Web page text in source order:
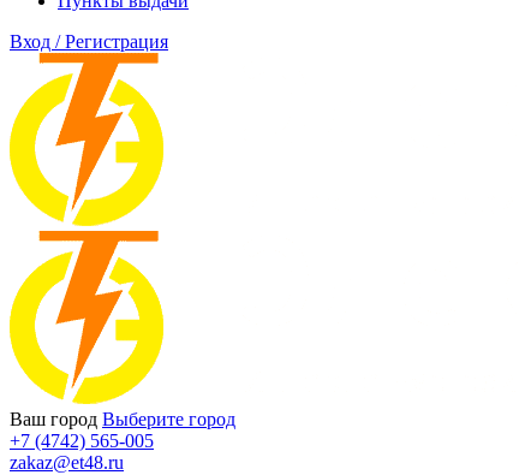
Вход / Регистрация
Ваш город Выберите город
+7 (4742) 565-005
zakaz@et48.ru